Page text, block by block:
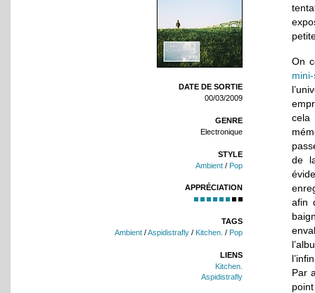
DATE DE SORTIE
00/03/2009
GENRE
Electronique
STYLE
Ambient / Pop
APPRÉCIATION
TAGS
Ambient /Aspidistrafly / Kitchen. / Pop
LIENS
Kitchen.
Aspidistrafly
On
cela
de
afin
Par